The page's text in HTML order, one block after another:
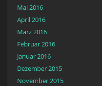
Mai 2016
April 2016
März 2016
Februar 2016
Januar 2016
Dezember 2015
November 2015